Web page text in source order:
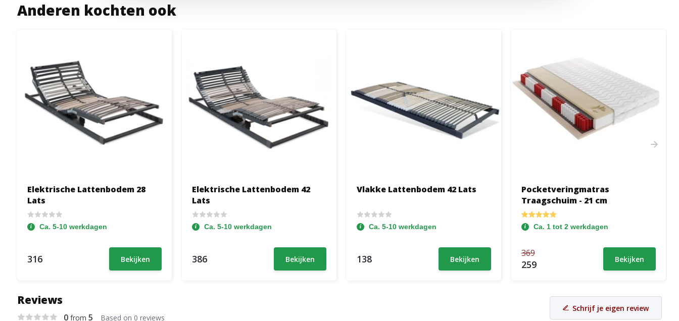
Anderen kochten ook
Elektrische Lattenbodem 28
Lats
Ca. 5-10 werkdagen
316 Bekijken
Elektrische Lattenbodem 42
Lats
Ca. 5-10 werkdagen
386 Bekijken
Vlakke Lattenbodem 42 Lats
Ca. 5-10 werkdagen
138 Bekijken
Pocketveringmatras
Traagschuim - 21 cm
Ca. 1 tot 2 werkdagen
369
259 Bekijken
Reviews
0from 5 Based on 0 reviews
Schrijf je eigen review